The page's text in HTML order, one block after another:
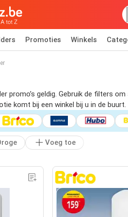
Promoties Winkels
promo’s geldig. Gebruik de filters
komt bij een winkel bij u in de buurt.
Voeg toe